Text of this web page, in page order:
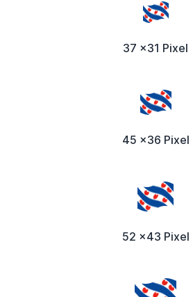
37 x31 Pixel
45 x36 Pixel
52 x43 Pixel